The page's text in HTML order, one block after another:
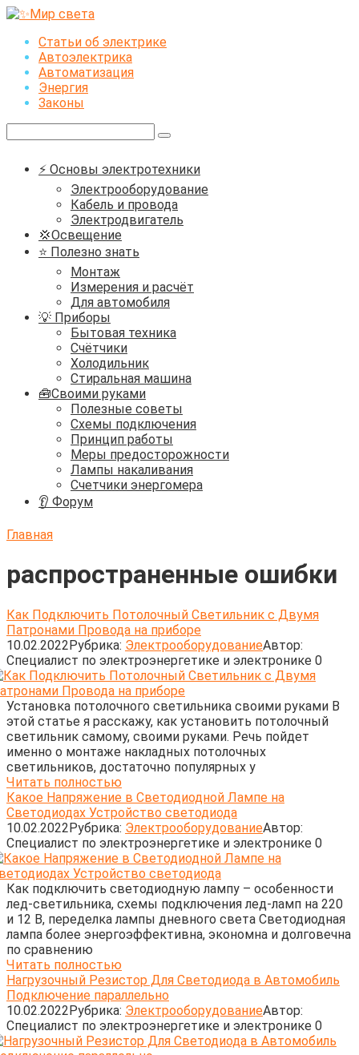
Перейти
контентуСтатьи об электрике
Автоэлектрика
Автоматизация
Энергия
Законы
⚡ Основы электротехники
Электрооборудование
Кабель и провода
Электродвигатель
💢Освещение
⭐ Полезно знать
Монтаж
Измерения и расчёт
Для автомобиля
💡 Приборы
Бытовая техника
Счётчики
Холодильник
Стиральная машина
🧰Своими руками
Полезные советы
Схемы подключения
Принцип работы
Меры предосторожности
Лампы накаливания
Счетчики энергомера
👂 Форум
Главная
распространенные ошибки
Как Подключить Потолочный Светильник с Двумя
Патронами Провода на приборе
10.02.2022Рубрика: ЭлектрооборудованиеАвтор:
Cпециалист по электроэнергетике и электронике 0
Установка потолочного светильника своими руками В
этой статье я расскажу, как установить потолочный
светильник самому, своими руками. Речь пойдет
именно о монтаже накладных потолочных
светильников, достаточно популярных у
Читать полностью
Какое Напряжение в Светодиодной Лампе на
Светодиодах Устройство светодиода
10.02.2022Рубрика: ЭлектрооборудованиеАвтор:
Cпециалист по электроэнергетике и электронике 0
Как подключить светодиодную лампу – особенности
лед-светильника, схемы подключения лед-ламп на 220
и 12 В, переделка лампы дневного света Светодиодная
лампа более энергоэффективна, экономна и долговечна
по сравнению
Читать полностью
Нагрузочный Резистор Для Светодиода в Автомобиль
Подключение параллельно
10.02.2022Рубрика: ЭлектрооборудованиеАвтор:
Cпециалист по электроэнергетике и электронике 0